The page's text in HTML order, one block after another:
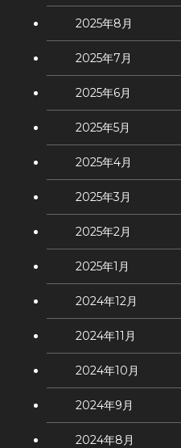
2025年8月
2025年7月
2025年6月
2025年5月
2025年4月
2025年3月
2025年2月
2025年1月
2024年12月
2024年11月
2024年10月
2024年9月
2024年8月